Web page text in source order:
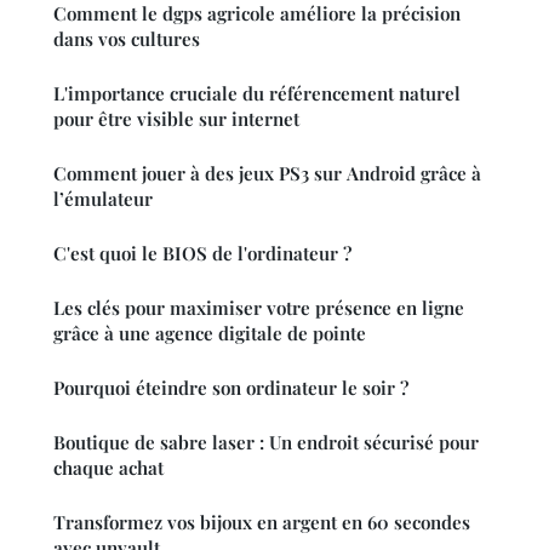
Comment le dgps agricole améliore la précision
dans vos cultures
L'importance cruciale du référencement naturel
pour être visible sur internet
Comment jouer à des jeux PS3 sur Android grâce à
l’émulateur
C'est quoi le BIOS de l'ordinateur ?
Les clés pour maximiser votre présence en ligne
grâce à une agence digitale de pointe
Pourquoi éteindre son ordinateur le soir ?
Boutique de sabre laser : Un endroit sécurisé pour
chaque achat
Transformez vos bijoux en argent en 60 secondes